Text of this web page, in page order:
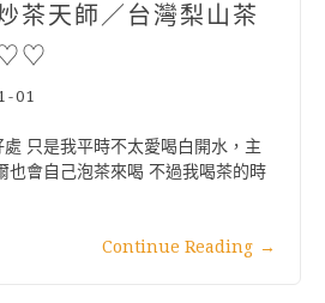
天師／台灣梨山茶
♡♡
01
只是我平時不太愛喝白開水，主
也會自己泡茶來喝 不過我喝茶的時
Continue Reading →